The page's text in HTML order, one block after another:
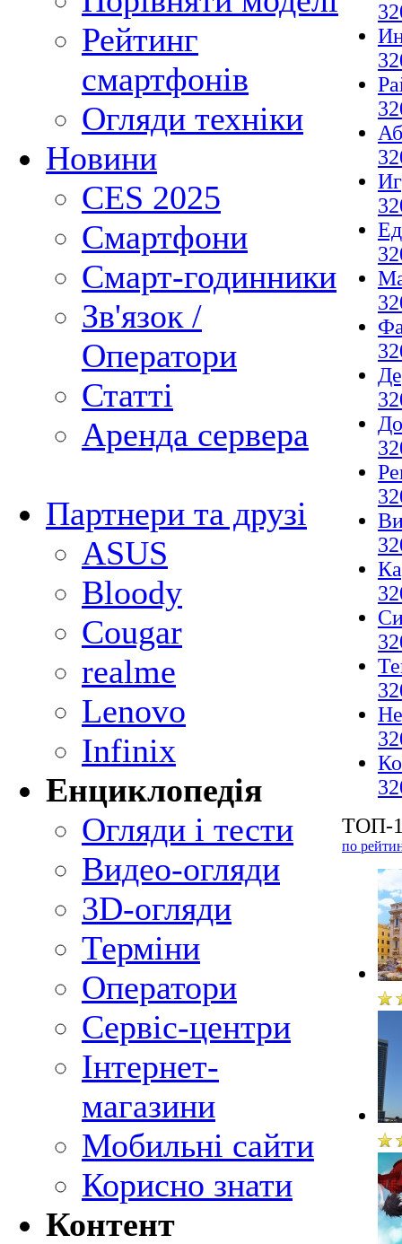
Рейтинг
смартфонів
Огляди техніки
Новини
CES 2025
Смартфони
Смарт-годинники
Зв'язок /
Оператори
Статті
Аренда сервера
Партнери та друзі
ASUS
Bloody
Cougar
realme
Lenovo
Infinix
Енциклопедія
Огляди і тести
Видео-огляди
3D-огляди
Терміни
Оператори
Сервіс-центри
Інтернет-
магазини
Мобильні сайти
Корисно знати
Контент
ТОП-
по